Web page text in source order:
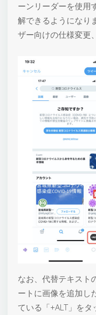
ーンリーダーを使用
解できるようになり
ザー向けの仕様変更
なお、代替テキスト
ートに画像を追加し
ている「+ALT」を